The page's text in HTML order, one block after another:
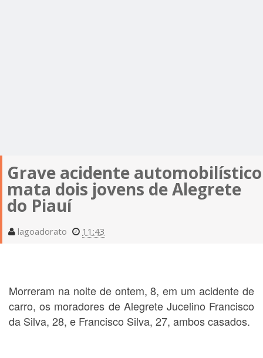
Grave acidente automobilístico
mata dois jovens de Alegrete
do Piauí
lagoadorato 11:43
Morreram na noite de ontem, 8, em um acidente de
carro, os moradores de Alegrete Jucelino Francisco
da Silva, 28, e Francisco Silva, 27, ambos casados.